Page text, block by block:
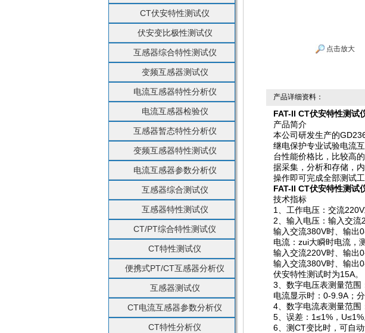
CT伏安特性测试仪
伏安变比极性测试仪
互感器综合特性测试仪
变频互感器测试仪
电流互感器特性分析仪
电流互感器检验仪
互感器暂态特性分析仪
变频互感器特性测试仪
电流互感器参数分析仪
互感器综合测试仪
互感器特性测试仪
CT/PT综合特性测试仪
CT特性测试仪
便携式PT/CT互感器分析仪
互感器测试仪
CT电流互感器参数分析仪
CT特性分析仪
点击放大
产品详细资料：
FAT-II CT伏安特性测试
产品简介
本公司研发生产的
继电保护专业试验电流
台性能价格比，比较高
据采集，分析和存储，
操作即可完成全部测试工
FAT-II CT伏安特性测试
技术指标
1、工作电压：交流
2、输入电压：输入交流
输入交流380V时、输出
电流：zui大瞬时电流，
输入交流220V时、输出
输入交流380V时、输出
伏安特性测试时为15A。
3、数字电压表测量范围
电流显示时：0-9.9A；
4、数字电流表测量范围
5、误差：1≤1%，U≤1%
6、测CT变比时，可自